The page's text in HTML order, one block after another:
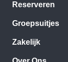
Reserveren
Groepsuitjes
Zakelijk